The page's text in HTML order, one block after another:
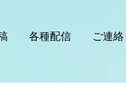
各種配信 ご連絡